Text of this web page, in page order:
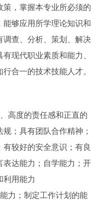
，掌握本专业所必须的
够应用所学理论知识和
查、分析、策划、解决
现代职业素质和能力、
合一的技术技能人才。
高度的责任感和正直的
；具有团队合作精神；
较好的安全意识；有良
达能力；自学能力；开
利用能力
力；制定工作计划的能